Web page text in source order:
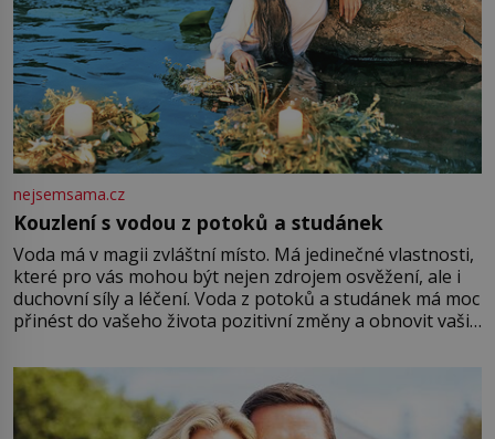
nejsemsama.cz
Kouzlení s vodou z potoků a studánek
Voda má v magii zvláštní místo. Má jedinečné vlastnosti,
které pro vás mohou být nejen zdrojem osvěžení, ale i
duchovní síly a léčení. Voda z potoků a studánek má moc
přinést do vašeho života pozitivní změny a obnovit vaši
můžete obohatit své rituály a přinést do svého života
větší harmonii a klid. Je důležité